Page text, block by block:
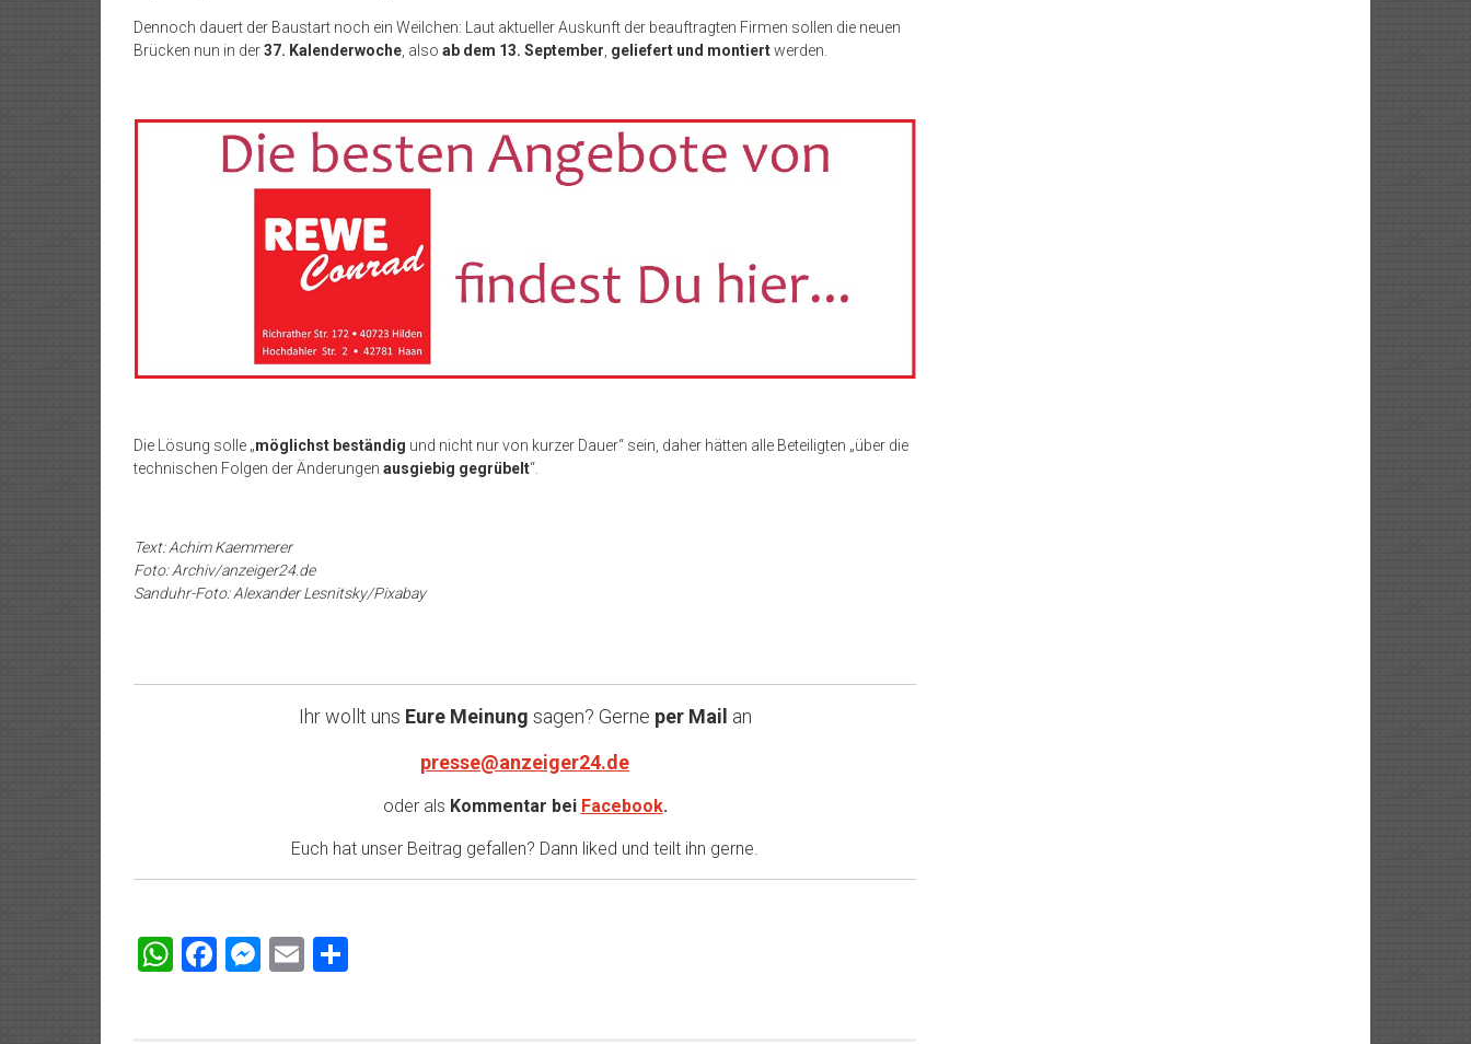
Dennoch dauert der Baustart noch ein Weilchen: Laut aktueller Auskunft der beauftragten Firmen sollen die neuen
Brücken nun in der37. Kalenderwoche , also ab dem 13. September geliefert und montiertwerden.
Die Lösung solle „möglichst beständig und nicht nur von kurzer Dauer“ sein, daher hätten alle Beteiligten „über die
technischen Folgen der Änderungen ausgiebig gegrübelt“.
Text: Achim Kaemmerer
Foto: Archiv/anzeiger24.de
Sanduhr-Foto: Alexander Lesnitsky/Pixabay
Ihr wollt uns Eure Meinung sagen? Gerne per Mail an
presse@anzeiger24.de
oder als Kommentar bei Facebook.
Euch hat unser Beitrag gefallen? Dann liked und teilt ihn gerne.
WhatsApp
Facebook
Messenger
Email